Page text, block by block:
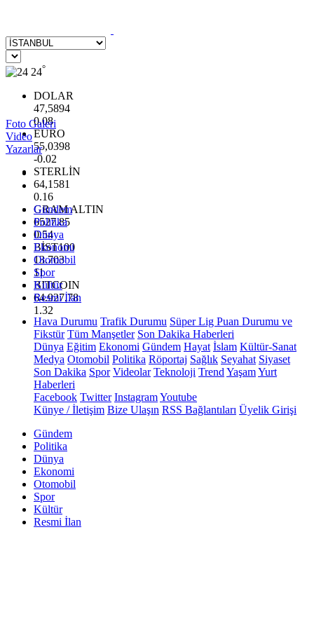
24°
DOLAR
47,5894
0.08
EURO
55,0398
-0.02
STERLİN
64,1581
0.16
GRAM ALTIN
6527.85
0.54
BİST100
13.703
11
BITCOIN
64.927,78
1.32
Foto Galeri
Video
Yazarlar
Gündem
Politika
Dünya
Ekonomi
Otomobil
Spor
Kültür
Resmi İlan
Hava Durumu Trafik Durumu Süper Lig Puan Durumu ve
Fikstür Tüm Manşetler Son Dakika Haberleri
Dünya Eğitim Ekonomi Gündem Hayat İslam Kültür-Sanat
Medya Otomobil Politika Röportaj Sağlık Seyahat Siyaset
Son Dakika Spor Videolar Teknoloji Trend YaşamYurt
Haberleri
Facebook Twitter InstagramYoutube
Künye / İletişim Bize Ulaşın RSS Bağlantıları Üyelik Girişi
Gündem
Politika
Dünya
Ekonomi
Otomobil
Spor
Kültür
Resmi İlan